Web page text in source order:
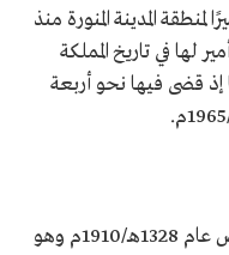
المدينة المنورة منذ
في تاريخ المملكة
إذ قضى فيها نحو أربعة
وُلد الأمير محمد بن عبدالعزيز في الرياض عام 1328هـ/1910م وهو